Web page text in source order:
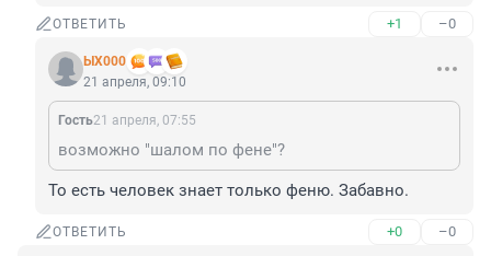
ОТВЕТИТЬ +1 –0
ЫХ000
21 апреля, 09:10
Гость21 апреля, 07:55
возможно "шалом по фене"?
То есть человек знает только феню. Забавно.
ОТВЕТИТЬ +0 –0